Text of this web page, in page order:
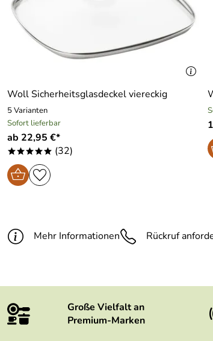
Woll Sicherheitsglasdeckel viereckig
5 Varianten
Sofort lieferbar
ab 22,95 €*
***** (32)
Mehr Informationen Rückruf
Große Vielfalt an
Premium-Marken